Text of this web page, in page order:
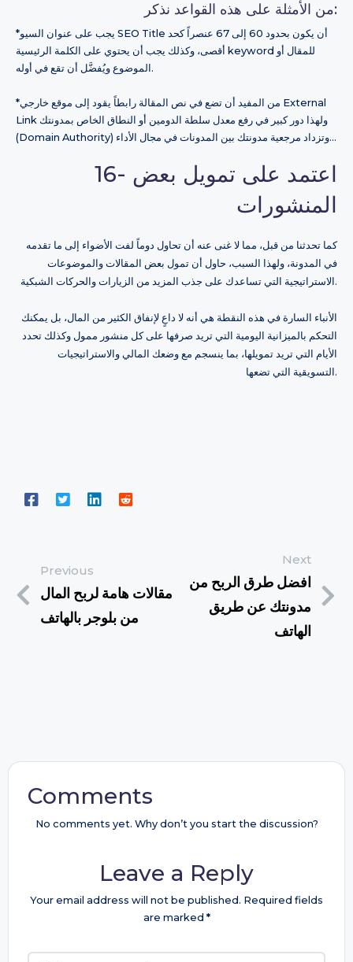
من الأمثلة على هذه القواعد نذكر:
*يجب على عنوان السيو SEO Title أن يكون بحدود 60 إلى 67 عنصراً كحد
أقصى، وكذلك يجب أن يحتوي على الكلمة الرئيسية keyword للمقال أو
الموضوع ويُفضَّل أن تقع في أوله.
*من المفيد أن تضع في نص المقالة رابطاً يقود إلى موقع خارجي External
Link ولهذا دور كبير في رفع معدل سلطة الدومين أو النطاق الخاص بمدونتك
(Domain Authority) وتزداد مرجعية مدونتك بين المدونات في مجال الأداء…
16- اعتمد على تمويل بعض
المنشورات
كما تحدثنا من قبل، مما لا غنى عنه أن تحاول دوماً لفت الأضواء إلى ما تقدمه
في المدونة، ولهذا السبب، حاول أن تمول بعض المقالات والموضوعات
الاستراتيجية التي تساعدك على جذب المزيد من الزيارات والحركات الشبكية.
الأنباء السارة في هذه النقطة هي أنه لا داعٍ لإنفاق الكثير من المال، بل يمكنك
التحكم بالميزانية اليومية التي تريد صرفها على كل منشور ممول وكذلك تحدد
الأيام التي تريد تمويلها، بما ينسجم مع وضعك المالي والاستراتيجيات
التسويقية التي تضعها.
Previous
مقالات هامة لربح المال
من بلوجر بالهاتف
Next
افضل طرق الربح من
مدونتك عن طريق
الهاتف
Comments
No comments yet. Why don’t you start the discussion?
Leave a Reply
Your email address will not be published. Required fields
are marked *